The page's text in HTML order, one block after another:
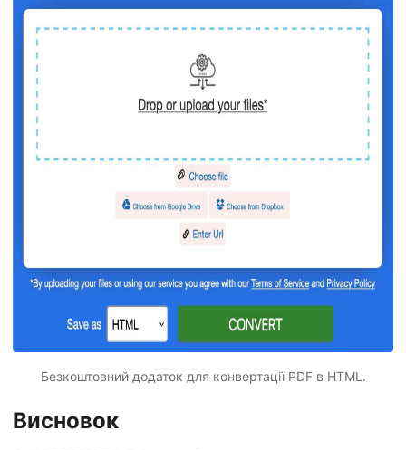
Безкоштовний додаток для конвертації PDF в HTML.
Висновок